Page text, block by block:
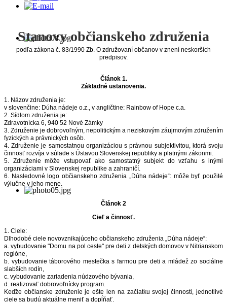
Stanovy občianskeho združenia
podľa zákona č. 83/1990 Zb. O združovaní občanov v znení neskorších
predpisov.
Článok 1.
Základné ustanovenia.
1. Názov združenia je:
v slovenčine: Dúha nádeje o.z., v angličtine: Rainbow of Hope c.a.
2. Sídlom združenia je:
Zdravotnícka 6, 940 52 Nové Zámky
3. Združenie je dobrovoľným, nepolitickým a neziskovým záujmovým združením
fyzických a právnických osôb.
4. Združenie je samostatnou organizáciou s právnou subjektivitou, ktorá svoju
činnosť rozvíja v súlade s Ústavou Slovenskej republiky a platnými zákonmi.
5. Združenie môže vstupovať ako samostatný subjekt do vzťahu s inými
organizáciami v Slovenskej republike a zahraničí.
6. Nasledovné logo občianskeho združenia „Dúha nádeje“: môže byť použité
výlučne v jeho mene.
Článok 2
Cieľ a činnosť.
1. Ciele:
Dlhodobé ciele novovznikajúceho občianskeho združenia „Dúha nádeje“:
a. vybudovanie "Domu na pol ceste" pre deti z detských domovov v Nitrianskom
regióne,
b. vybudovanie táborového mestečka s farmou pre deti a mládež zo sociálne
slabších rodín,
c. vybudovanie zariadenia núdzového bývania,
d. realizovať dobrovoľnícky program.
Keďže občianske združenie je ešte len na začiatku svojej činnosti, jednotlivé
ciele sa budú aktuálne meniť a dopĺňať.